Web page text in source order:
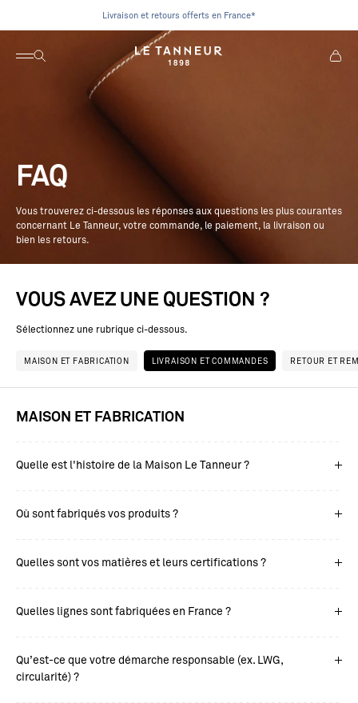
Livraison et retours offerts en France*
Ouvrir la navigation
Ouvrir la recherche
Voir
FAQ
Vous trouverez ci-dessous les réponses aux questions les plus courantes
concernant Le Tanneur, votre commande, le paiement, la livraison ou
bien les retours.
VOUS AVEZ UNE QUESTION ?
Sélectionnez une rubrique ci-dessous.
MAISON ET FABRICATION LIVRAISON ET COMMANDES RETOUR ET
MAISON ET FABRICATION
Quelle est l'histoire de la Maison Le Tanneur ?
Où sont fabriqués vos produits ?
Quelles sont vos matières et leurs certifications ?
Quelles lignes sont fabriquées en France ?
Qu’est-ce que votre démarche responsable (ex. LWG,
circularité) ?